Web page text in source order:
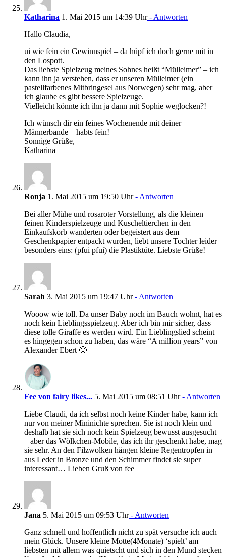
Katharina 1. Mai 2015 um 14:39 Uhr- Antworten
Hallo Claudia,
ui wie fein ein Gewinnspiel – da hüpf ich doch gerne mit in
den Lospott.
Das liebste Spielzeug meines Sohnes heißt “Mülleimer” – ich
kann ihn ja verstehen, dass er unseren Mülleimer (ein
pastellfarbenes Mitbringesel aus Norwegen) sehr mag, aber
ich glaube es gibt bessere Spielzeuge.
Vielleicht könnte ich ihn ja dann mit Sophie weglocken?!
Ich wünsch dir ein feines Wochenende mit deiner
Männerbande – habts fein!
Sonnige Grüße,
Katharina
Ronja 1. Mai 2015 um 19:50 Uhr- Antworten
Bei aller Mühe und rosaroter Vorstellung, als die kleinen
feinen Kinderspielzeuge und Kuscheltierchen in den
Einkaufskorb wanderten oder begeistert aus dem
Geschenkpapier entpackt wurden, liebt unsere Tochter leider
besonders eins: (pfui pfui) die Plastiktüte. Liebste Grüße!
Sarah 3. Mai 2015 um 19:47 Uhr- Antworten
Wooow wie toll. Da unser Baby noch im Bauch wohnt, hat es
noch kein Lieblingsspielzeug. Aber ich bin mir sicher, dass
diese tolle Giraffe es werden wird. Ein Lieblingslied scheint
es hingegen schon zu haben, das wäre “A million years” von
Alexander Ebert 🙂
Fee von fairy likes... 5. Mai 2015 um 08:51 Uhr- Antworten
Liebe Claudi, da ich selbst noch keine Kinder habe, kann ich
nur von meiner Mininichte sprechen. Sie ist noch klein und
deshalb hat sie sich noch kein Spielzeug bewusst ausgesucht
– aber das Wölkchen-Mobile, das ich ihr geschenkt habe, mag
sie sehr. An den Filzwolken hängen kleine Regentropfen in
aus Leder in Bronze und den Schimmer findet sie super
interessant… Lieben Gruß von fee
Jana 5. Mai 2015 um 09:53 Uhr- Antworten
Ganz schnell und hoffentlich nicht zu spät versuche ich auch
mein Glück. Unsere kleine Motte(4Monate) ‘spielt’ am
liebsten mit allem was quietscht und sich in den Mund stecken